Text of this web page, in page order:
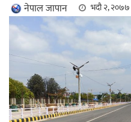
नेपाल जापान भदौ २, २०७७